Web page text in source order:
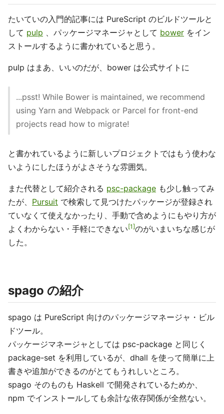
たいていの入門的記事には PureScript のビルドツールと
して pulp 、パッケージマネージャとして bower をイン
ストールするように書かれていると思う。
pulp はまあ、いいのだが、bower は公式サイトに
...psst! While Bower is maintained, we recommend
using Yarn and Webpack or Parcel for front-end
projects read how to migrate!
と書かれているように新しいプロジェクトではもう使わな
いようにしたほうがよさそうな雰囲気。
また代替として紹介される psc-package も少し触ってみ
たが、 Pursuit で検索して見つけたパッケージが登録され
ていなくて使えなかったり、手動で含めようにもやり方が
よくわからない・手軽にできない 1 のがいまいちな感じが
した。
spago の紹介
spago は PureScript 向けのパッケージマネージャ・ビル
ドツール。
パッケージマネージャとしては psc-package と同じく
package-set を利用しているが、dhall を使って簡単に上
書きや追加ができるのがとてもうれしいところ。
spago そのものも Haskell で開発されているためか、
npm でインストールしても余計な依存関係が全然ない。